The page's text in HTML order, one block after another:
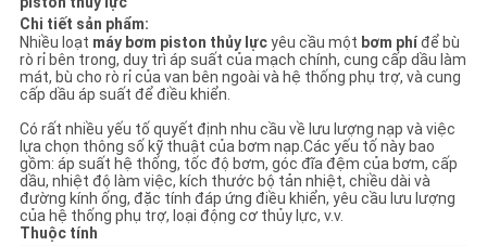
WEB
PRIVACY
POLICY
Chi tiết sản phẩm:
Nhiều loạt máy bơm piston thủy lựcyêu cầu một bơm phíđể bù
rò rỉ bên trong, duy trì áp suất của mạch chính, cung cấp dầu làm
mát, bù cho rò rỉ của van bên ngoài và hệ thống phụ trợ, và cung
cấp dầu áp suất để điều khiển.
Có rất nhiều yếu tố quyết định nhu cầu về lưu lượng nạp và việc
lựa chọn thông số kỹ thuật của bơm nạp.Các yếu tố này bao
gồm: áp suất hệ thống, tốc độ bơm, góc đĩa đệm của bơm, cấp
dầu, nhiệt độ làm việc, kích thước bộ tản nhiệt, chiều dài và
đường kính ống, đặc tính đáp ứng điều khiển, yêu cầu lưu lượng
của hệ thống phụ trợ, loại động cơ thủy lực, v.v.
Thuộc tính